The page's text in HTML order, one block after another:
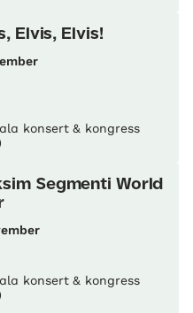
Elvis, Elvis!
konsert & kongress
Segmenti World
konsert & kongress